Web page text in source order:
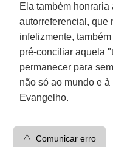
Ela também
autorreferencial, que
infelizmente,
pré-conciliar aquela
permanecer para
não só ao mundo e
Evangelho.
⚠️ Comunicar erro